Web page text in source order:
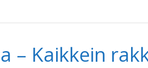
– Kaikkein